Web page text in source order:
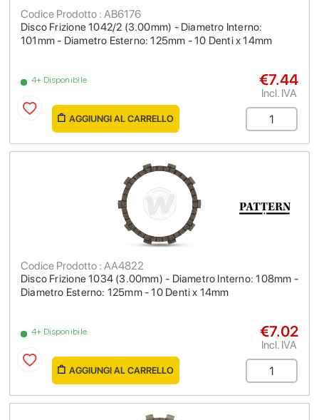
Disco Frizione 1042/2 (3.00mm) - Diametro Interno:
101mm - Diametro Esterno: 125mm - 10 Denti x 14mm
Codice Prodotto : AB6176
4+ Disponibile €7.44
Incl. IVA
AGGIUNGI AL CARRELLO
Disco Frizione 1034 (3.00mm) - Diametro Interno: 108mm -
Diametro Esterno: 125mm - 10 Denti x 14mm
Codice Prodotto : AA4822
4+ Disponibile €7.02
Incl. IVA
AGGIUNGI AL CARRELLO